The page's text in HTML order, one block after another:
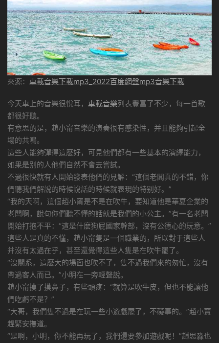
來源： 車載音樂下載mp3_2022百度網盤mp3音樂下載
今天車上的音樂很悅耳， 車載音樂列表豐富了不少，每一首歌
都很好聽。
有意思的是，趙小甯音樂的演奏很有感染性，并且能夠引起全
場的共鳴。
這些人能夠彈得這麽好，可見他們都有一些基本的演繹能力，
如果是别的人他們自然不會去嘗試。
不過很快就有人開始發表他們的見解：“這個老闆真的不錯，你
們聽我們解說的時候說話的時候就表現的特别好。”
“我的天啊，這個趙小甯是不是在吹牛，要知道他是華夏企業的
老闆啊，說句你們聽不懂的話就是我們的小公主。”有一名老闆
開始打抱不平：“這是什麽狗屁國家幹部，沒有公德心的玩意。”
這些人是真的不懂，趙小甯隻是一個職業的，所以對于這些人
并沒有太過在乎，甚至還覺得這些人隻是在吹牛罷了。
“沒關系，這麽大的場面也吹不了，隻不過我們來的匆忙，沒有
帶過客人而已。”小明在一旁輕聲說。
趙小甯摸了摸鼻子，有些頭疼：“就算是吹牛皮，但也不能讓他
們吃虧不是？”
“大哥，我們隻不過是在玩一些小遊戲罷了，不礙事的。”趙小寶
趕緊安撫道。
“是啊，小明，你不能再玩了，我們還要參加遊戲呢！”趙思淼也